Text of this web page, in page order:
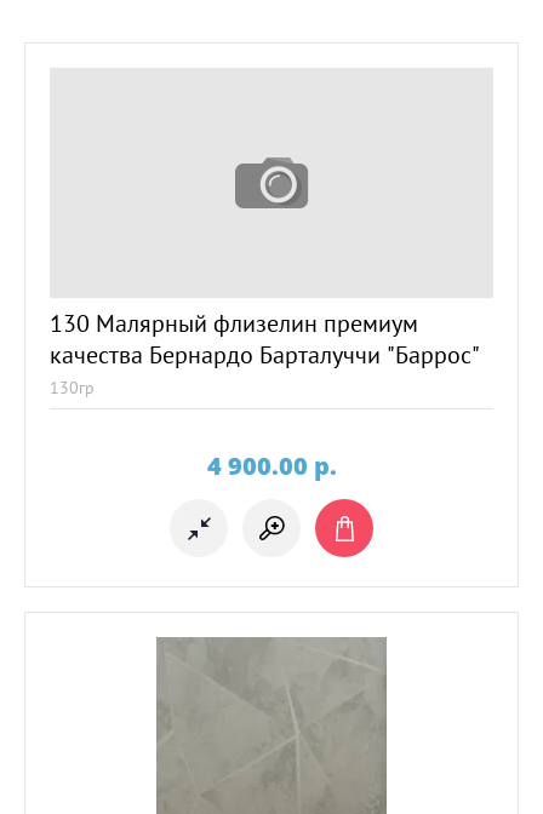
130 Малярный флизелин премиум
качества Бернардо Барталуччи "Баррос"
130гр
4 900.00 p.